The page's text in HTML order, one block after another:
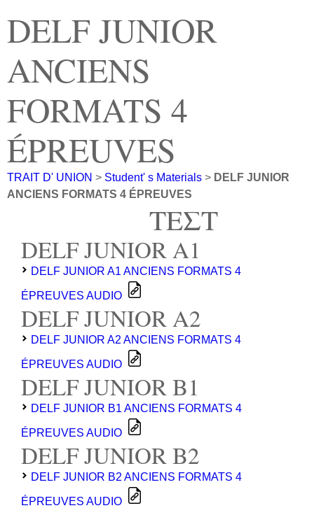
DELF JUNIOR
ANCIENS
FORMATS 4
ÉPREUVES
TRAIT D' UNION > Student' s Materials > DELF JUNIOR
ANCIENS FORMATS 4 ÉPREUVES
ΤΕΣΤ
DELF JUNIOR A1
DELF JUNIOR A1 ANCIENS FORMATS 4
ÉPREUVES AUDIO
DELF JUNIOR A2
DELF JUNIOR A2 ANCIENS FORMATS 4
ÉPREUVES AUDIO
DELF JUNIOR B1
DELF JUNIOR B1 ANCIENS FORMATS 4
ÉPREUVES AUDIO
DELF JUNIOR B2
DELF JUNIOR B2 ANCIENS FORMATS 4
ÉPREUVES AUDIO